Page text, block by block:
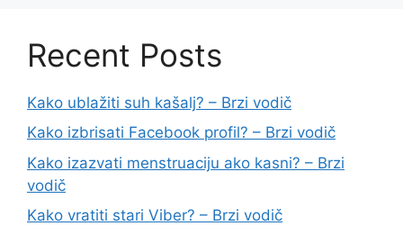
Recent Posts
Kako ublažiti suh kašalj? – Brzi vodič
Kako izbrisati Facebook profil? – Brzi vodič
Kako izazvati menstruaciju ako kasni? – Brzi
vodič
Kako vratiti stari Viber? – Brzi vodič